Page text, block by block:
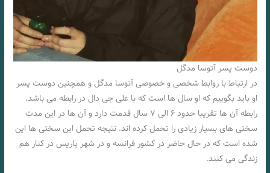
دوست پسر آتوسا مدگل
در ارتباط با روابط شخصی و خصوصی آتوسا مدگل و همچنین دوست پسر
او باید بگوییم که او سال ها است که با علی جی دال در رابطه می باشد.
رابطه آن ها تقریبا حدود ۶ الی ۷ سال قدمت دارد و آن ها در این مدت
سختی‌ های بسیار زیادی را تحمل کرده‌ اند. نتیجه تحمل این سختی‌ ها این
شده است که در حال حاضر در کشور فرانسه و در شهر پاریس در کنار هم
زندگی می کنند.